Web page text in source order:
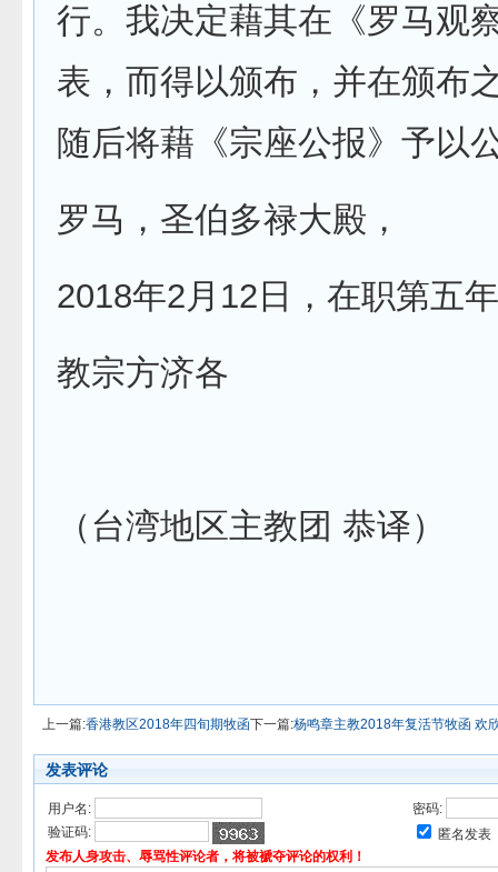
行。我决定藉其在《罗马观
表，而得以颁布，并在颁布
随后将藉《宗座公报》予以
罗马，圣伯多禄大殿，
2018年2月12日，在职第五年
教宗方济各
（台湾地区主教团 恭译）
上一篇:香港教区2018年四旬期牧函下一篇:杨鸣章主教2018年复活节牧函 欢
发表评论
用户名:
密码:
验证码:
匿名发表
发布人身攻击、辱骂性评论者，将被褫夺评论的权利！